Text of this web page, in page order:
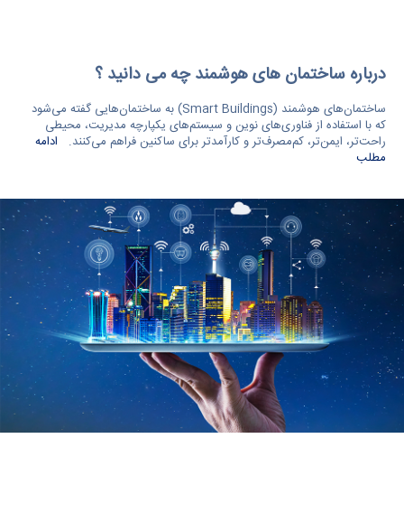
درباره ساختمان های هوشمند چه می دانید ؟
ساختمان‌های هوشمند (Smart Buildings) به ساختمان‌هایی گفته می‌شود
که با استفاده از فناوری‌های نوین و سیستم‌های یکپارچه مدیریت، محیطی
راحت‌تر، ایمن‌تر، کم‌مصرف‌تر و کارآمدتر برای ساکنین فراهم می‌کنند. ادامه
مطلب